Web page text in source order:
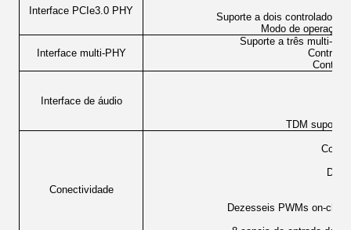
Interface PCIe3.0 PHY
Suporte a dois
Modo de operação
Interface multi-PHY
Suporte a três multi-
Interface de áudio
TDM suporta
Conectividade
Dez
Dezesseis PWMs on-chip